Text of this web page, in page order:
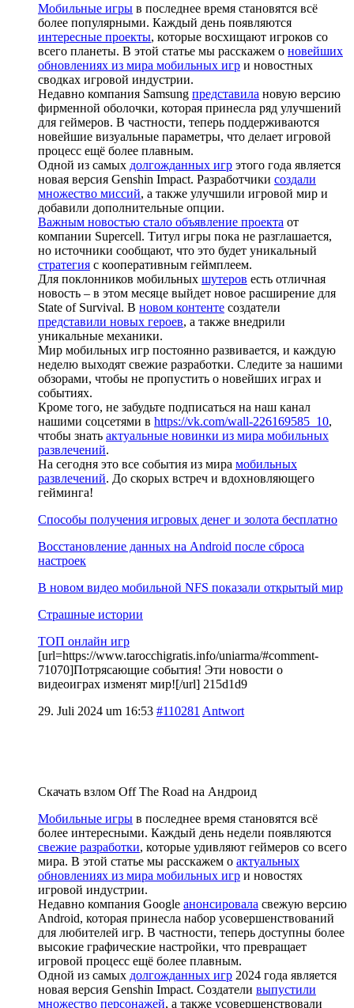
Мобильные игры в последнее время становятся всё
более популярными. Каждый день появляются
интересные проекты, которые восхищают игроков со
всего планеты. В этой статье мы расскажем о новейших
обновлениях из мира мобильных игр и новостных
сводках игровой индустрии.
Недавно компания Samsung представила новую версию
фирменной оболочки, которая принесла ряд улучшений
для геймеров. В частности, теперь поддерживаются
новейшие визуальные параметры, что делает игровой
процесс ещё более плавным.
Одной из самых долгожданных игр этого года является
новая версия Genshin Impact. Разработчики создали
множество миссий, а также улучшили игровой мир и
добавили дополнительные опции.
Важным новостью стало объявление проекта от
компании Supercell. Титул игры пока не разглашается,
но источники сообщают, что это будет уникальный
стратегия с кооперативным геймплеем.
Для поклонников мобильных шутеров есть отличная
новость – в этом месяце выйдет новое расширение для
State of Survival. В новом контенте создатели
представили новых героев, а также внедрили
уникальные механики.
Мир мобильных игр постоянно развивается, и каждую
неделю выходят свежие разработки. Следите за нашими
обзорами, чтобы не пропустить о новейших играх и
событиях.
Кроме того, не забудьте подписаться на наш канал
нашими соцсетями в https://vk.com/wall-226169585_10,
чтобы знать актуальные новинки из мира мобильных
развлечений.
На сегодня это все события из мира мобильных
развлечений. До скорых встреч и вдохновляющего
гейминга!
Способы получения игровых денег и золота бесплатно
Восстановление данных на Android после сброса
настроек
В новом видео мобильной NFS показали открытый мир
Страшные истории
ТОП онлайн игр
[url=https://www.tarocchigratis.info/uniarma/#comment-
71070]Потрясающие события! Эти новости о
видеоиграх изменят мир![/url] 215d1d9
29. Juli 2024 um 16:53 #110281 Antwort
Скачать взлом Off The Road на Андроид
Мобильные игры в последнее время становятся всё
более интересными. Каждый день недели появляются
свежие разработки, которые удивляют геймеров со всего
мира. В этой статье мы расскажем о актуальных
обновлениях из мира мобильных игр и новостях
игровой индустрии.
Недавно компания Google анонсировала свежую версию
Android, которая принесла набор усовершенствований
для любителей игр. В частности, теперь доступны более
высокие графические настройки, что превращает
игровой процесс ещё более плавным.
Одной из самых долгожданных игр 2024 года является
новая версия Genshin Impact. Создатели выпустили
множество персонажей, а также усовершенствовали